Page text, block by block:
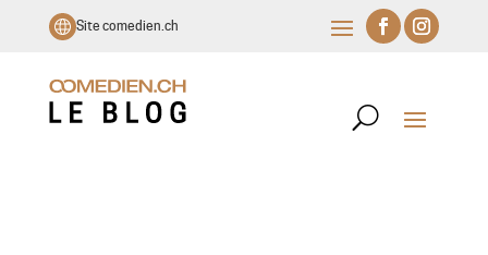
Site comedien.ch